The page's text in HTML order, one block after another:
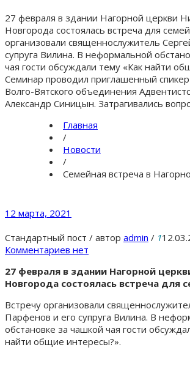
27 февраля в здании Нагорной церкви
Новгорода состоялась встреча для
организовали священнослужитель
супруга Вилина. В неформальной
чая гости обсуждали тему «Как найти
Семинар проводил приглашенный
Волго-Вятского объединения
Александр Синицын. Затрагивались
Главная
/
Новости
/
Семейная встреча в
12 марта, 2021
Стандартный пост / автор admin / 1
Комментариев нет
27 февраля в здании Нагорной
Новгорода состоялась встреча для
Встречу организовали
Парфенов и его супруга Вилина. В
обстановке за чашкой чая гости
найти общие интересы?».